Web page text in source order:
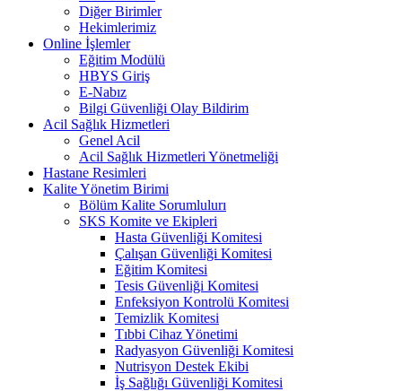
Diğer Birimler
Hekimlerimiz
Online İşlemler
Eğitim Modülü
HBYS Giriş
E-Nabız
Bilgi Güvenliği Olay Bildirim
Acil Sağlık Hizmetleri
Genel Acil
Acil Sağlık Hizmetleri Yönetmeliği
Hastane Resimleri
Kalite Yönetim Birimi
Bölüm Kalite Sorumlulurı
SKS Komite ve Ekipleri
Hasta Güvenliği Komitesi
Çalışan Güvenliği Komitesi
Eğitim Komitesi
Tesis Güvenliği Komitesi
Enfeksiyon Kontrolü Komitesi
Temizlik Komitesi
Tıbbi Cihaz Yönetimi
Radyasyon Güvenliği Komitesi
Nutrisyon Destek Ekibi
İş Sağlığı Güvenliği Komitesi